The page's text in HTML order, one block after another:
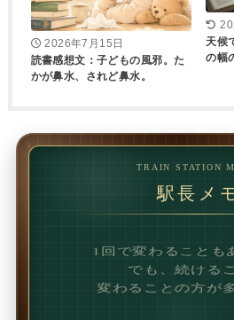
2026年7月15日
読書感想文：子どもの風邪。た
かが鼻水、されど鼻水。
天候
の幅
TRAIN STATION
駅長メ
1回で変わることも
でも、続ける
変わることの方が